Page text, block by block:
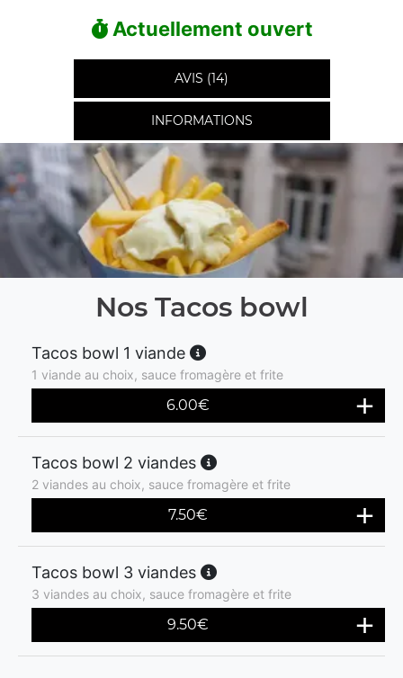
Actuellement ouvert
AVIS (14)
INFORMATIONS
Nos Tacos bowl
Tacos bowl 1 viande
1 viande au choix, sauce fromagère et frite
6.00€
Tacos bowl 2 viandes
2 viandes au choix, sauce fromagère et frite
7.50€
Tacos bowl 3 viandes
3 viandes au choix, sauce fromagère et frite
9.50€